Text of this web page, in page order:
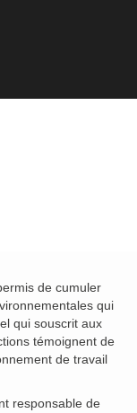
de cumuler
qui
qui souscrit aux
témoignent de
de travail
responsable de